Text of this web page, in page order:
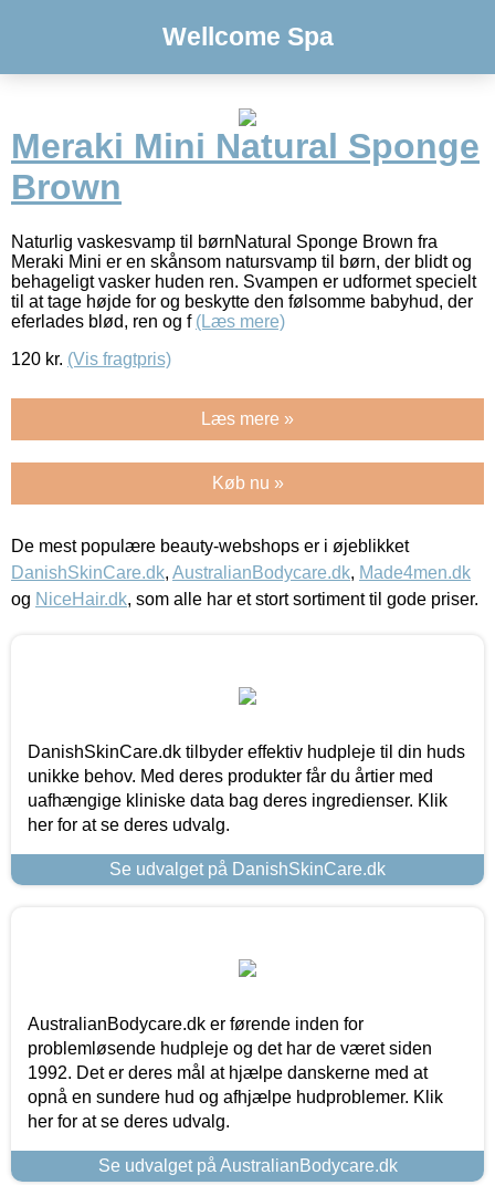
Wellcome Spa
Meraki Mini Natural Sponge
Brown
Naturlig vaskesvamp til børnNatural Sponge Brown fra
Meraki Mini er en skånsom natursvamp til børn, der blidt og
behageligt vasker huden ren. Svampen er udformet specielt
til at tage højde for og beskytte den følsomme babyhud, der
eferlades blød, ren og f (Læs mere)
120 kr. (Vis fragtpris)
Læs mere »
Køb nu »
De mest populære beauty-webshops er i øjeblikket
DanishSkinCare.dk, AustralianBodycare.dk, Made4men.dk
og NiceHair.dk, som alle har et stort sortiment til gode priser.
DanishSkinCare.dk tilbyder effektiv hudpleje til din huds
unikke behov. Med deres produkter får du årtier med
uafhængige kliniske data bag deres ingredienser. Klik
her for at se deres udvalg.
Se udvalget på DanishSkinCare.dk
AustralianBodycare.dk er førende inden for
problemløsende hudpleje og det har de været siden
1992. Det er deres mål at hjælpe danskerne med at
opnå en sundere hud og afhjælpe hudproblemer. Klik
her for at se deres udvalg.
Se udvalget på AustralianBodycare.dk